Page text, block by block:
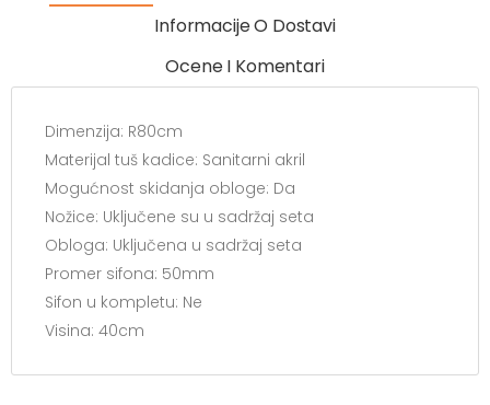
Informacije O Dostavi
Ocene I Komentari
Dimenzija: R80cm
Materijal tuš kadice: Sanitarni akril
Mogućnost skidanja obloge: Da
Nožice: Uključene su u sadržaj seta
Obloga: Uključena u sadržaj seta
Promer sifona: 50mm
Sifon u kompletu: Ne
Visina: 40cm